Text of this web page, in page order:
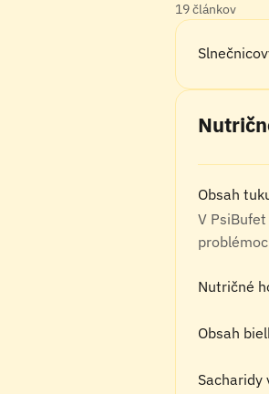
19 článkov
Obsah
V
Nutričné
Obsah
Sacharidy